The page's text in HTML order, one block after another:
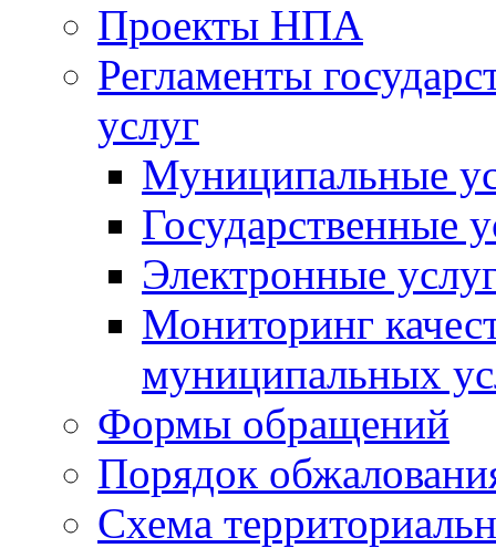
Проекты НПА
Регламенты
услуг
Муниципальные
Государственные
Электронные
Мониторинг
муниципальных
Формы обращений
Порядок
Схема